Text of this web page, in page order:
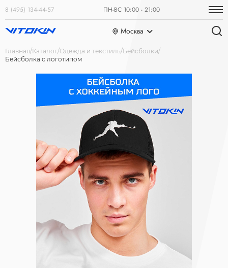
8 (495) 134-44-57 ПН-ВС 10:00 - 21:00
Москва
Главная Каталог Одежда и текстиль Бейсболки
Бейсболка с логотипом